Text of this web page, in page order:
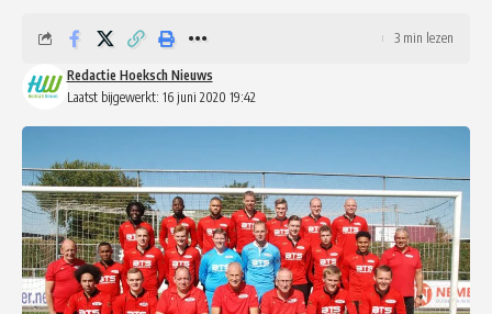
Laatst bijgewerkt: 16 juni 2020 19:42
Redactie Hoeksch Nieuws
3 min lezen